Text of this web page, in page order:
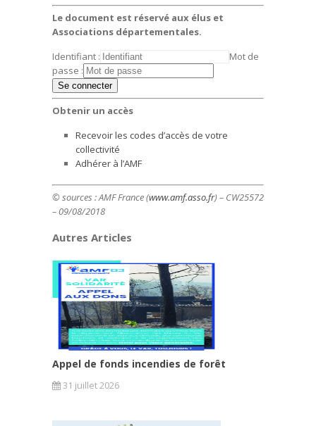
Le document est réservé aux élus et
Associations départementales.
Identifiant :
Mot de
passe :
Obtenir un accès
Recevoir les codes d’accès de votre
collectivité
Adhérer à l’AMF
© sources : AMF France (www.amf.asso.fr) – CW25572
– 09/08/2018
Autres Articles
Appel de fonds incendies de forêt
31 juillet 2026